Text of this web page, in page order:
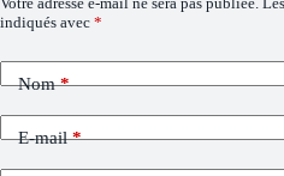
indiqués avec *
Nom*
E-mail*